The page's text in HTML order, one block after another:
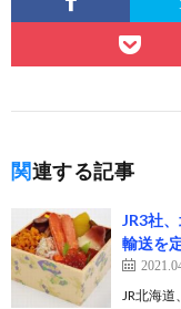
関連する記事
JR3社
輸送を
JR北海